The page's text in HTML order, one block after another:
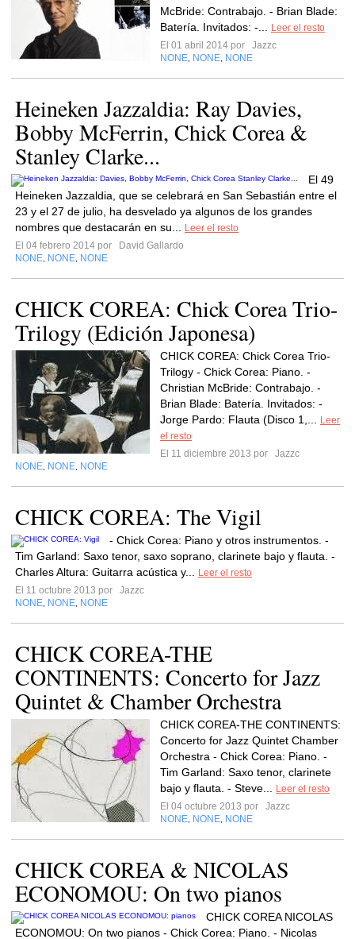
McBride: Contrabajo. - Brian Blade:
Batería. Invitados: -...
Leer el resto
El 01 abril 2014 por
Jazzc
NONE NONE NONE
Heineken Jazzaldia: Ray Davies,
Bobby McFerrin, Chick Corea &
Stanley Clarke...
El 49
Heineken Jazzaldia, que se celebrará en San Sebastián entre el
23 y el 27 de julio, ha desvelado ya algunos de los grandes
nombres que destacarán en su...
Leer el resto
El 04 febrero 2014 por
David Gallardo
NONE NONE NONE
CHICK COREA: Chick Corea Trio-
Trilogy (Edición Japonesa)
CHICK COREA: Chick Corea Trio-
Trilogy - Chick Corea: Piano. -
Christian McBride: Contrabajo. -
Brian Blade: Batería. Invitados: -
Jorge Pardo: Flauta (Disco 1,...
Leer
el resto
El 11 diciembre 2013 por
Jazzc
NONE NONE NONE
CHICK COREA: The Vigil
- Chick Corea: Piano y otros instrumentos. -
Tim Garland: Saxo tenor, saxo soprano, clarinete bajo y flauta. -
Charles Altura: Guitarra acústica y...
Leer el resto
El 11 octubre 2013 por
Jazzc
NONE NONE NONE
CHICK COREA-THE
CONTINENTS: Concerto for Jazz
Quintet & Chamber Orchestra
CHICK COREA-THE CONTINENTS:
Concerto for Jazz Quintet Chamber
Orchestra - Chick Corea: Piano. -
Tim Garland: Saxo tenor, clarinete
bajo y flauta. - Steve...
Leer el resto
El 04 octubre 2013 por
Jazzc
NONE NONE NONE
CHICK COREA & NICOLAS
ECONOMOU: On two pianos
CHICK COREA NICOLAS
ECONOMOU: On two pianos - Chick Corea: Piano. - Nicolas